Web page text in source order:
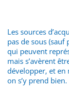
Les sources
pas de sous
qui peuvent
mais s’avèrent
développer, et en
on s’y prend bien.